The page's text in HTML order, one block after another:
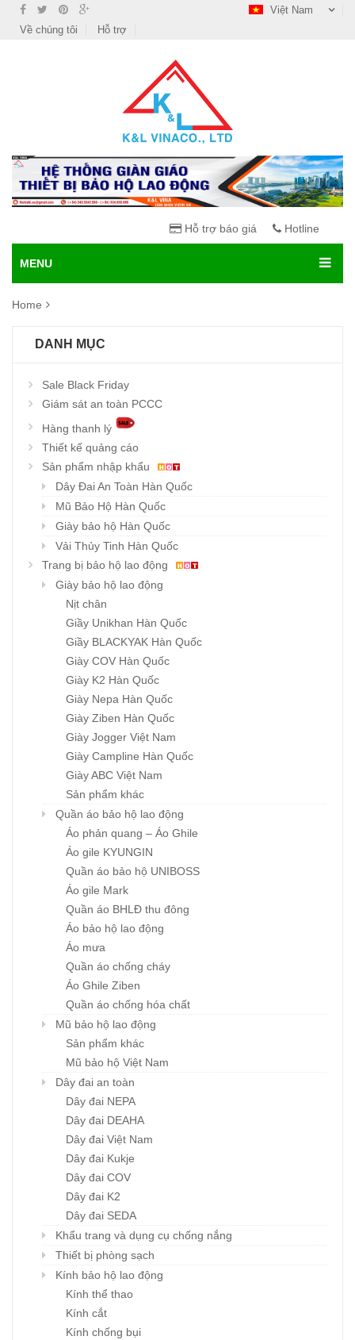
Việt Nam
Về chúng tôi
Hỗ trợ
Hỗ trợ báo giá Hotline
MENU
Home
DANH MỤC
Sale Black Friday
Giám sát an toàn PCCC
Hàng thanh lý
Thiết kế quảng cáo
Sản phẩm nhập khẩu
Dây Đai An Toàn Hàn Quốc
Mũ Bảo Hộ Hàn Quốc
Giày bảo hộ Hàn Quốc
Vải Thủy Tinh Hàn Quốc
Trang bị bảo hộ lao động
Giày bảo hộ lao động
Nịt chân
Giầy Unikhan Hàn Quốc
Giầy BLACKYAK Hàn Quốc
Giày COV Hàn Quốc
Giày K2 Hàn Quốc
Giày Nepa Hàn Quốc
Giày Ziben Hàn Quốc
Giày Jogger Việt Nam
Giày Campline Hàn Quốc
Giày ABC Việt Nam
Sản phẩm khác
Quần áo bảo hộ lao động
Áo phản quang – Áo Ghile
Áo gile KYUNGIN
Quần áo bảo hộ UNIBOSS
Áo gile Mark
Quần áo BHLĐ thu đông
Áo bảo hộ lao động
Áo mưa
Quần áo chống cháy
Áo Ghile Ziben
Quần áo chống hóa chất
Mũ bảo hộ lao động
Sản phẩm khác
Mũ bảo hộ Việt Nam
Dây đai an toàn
Dây đai NEPA
Dây đai DEAHA
Dây đai Việt Nam
Dây đai Kukje
Dây đai COV
Dây đai K2
Dây đai SEDA
Khẩu trang và dụng cụ chống nắng
Thiết bị phòng sạch
Kính bảo hộ lao động
Kính thể thao
Kính cắt
Kính chống bụi